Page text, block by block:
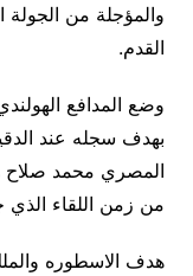
والمؤجلة من الجولة
القدم.
وضع المدافع
من زمن اللقاء الذي
هدف الاسطوره